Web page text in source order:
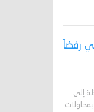
رفضاً
إلى